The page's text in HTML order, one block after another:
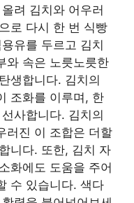
려 김치와 어우러
로 다시 한 번 식빵
유를 두르고 김치
와 속은 노릇노릇한
생합니다. 김치의
조화를 이루며, 한
사합니다. 김치의
러진 이 조합은 더할
니다. 또한, 김치 자
화에도 도움을 주어
수 있습니다. 색다